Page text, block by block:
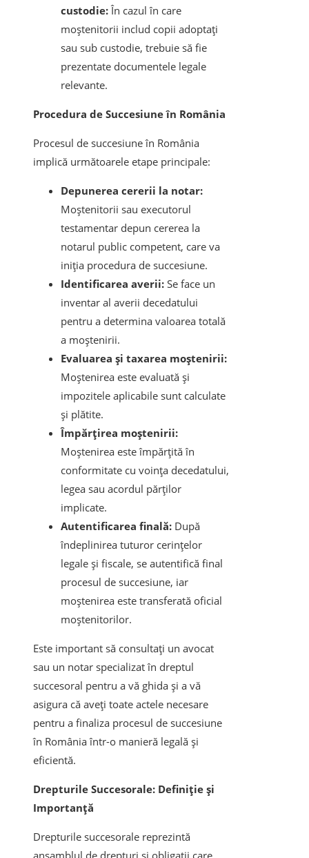
custodie:În cazul în care
moștenitorii includ copii adoptați
sau sub custodie, trebuie să fie
prezentate documentele legale
relevante.
Procedura de Succesiune în România
Procesul de succesiune în România
implică următoarele etape principale:
Depunerea cererii la notar:
Moștenitorii sau executorul
testamentar depun cererea la
notarul public competent, care va
iniția procedura de succesiune.
Identificarea averii: Se face un
inventar al averii decedatului
pentru a determina valoarea totală
a moștenirii.
Evaluarea și taxarea moștenirii:
Moștenirea este evaluată și
impozitele aplicabile sunt calculate
și plătite.
Împărțirea moștenirii:
Moștenirea este împărțită în
conformitate cu voința decedatului,
legea sau acordul părților
implicate.
Autentificarea finală: După
îndeplinirea tuturor cerințelor
legale și fiscale, se autentifică final
procesul de succesiune, iar
moștenirea este transferată oficial
moștenitorilor.
Este important să consultați un avocat
sau un notar specializat în dreptul
succesoral pentru a vă ghida și a vă
asigura că aveți toate actele necesare
pentru a finaliza procesul de succesiune
în România într-o manieră legală și
eficientă.
Drepturile Succesorale: Definiție și
Importanță
Drepturile succesorale reprezintă